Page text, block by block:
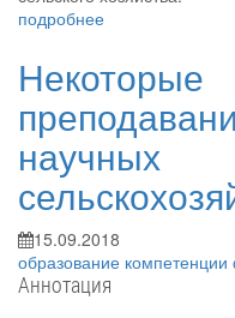
подробнее
научных
15.09.2018
образование компетенции
Аннотация